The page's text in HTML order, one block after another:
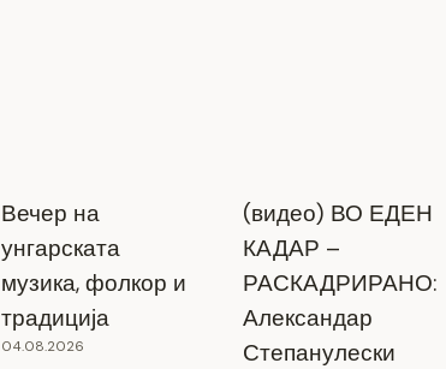
Вечер на
унгарската
музика, фолкор и
традиција
04.08.2026
(видео) ВО ЕДЕН
КАДАР –
РАСКАДРИРАНО:
Александар
Степанулески